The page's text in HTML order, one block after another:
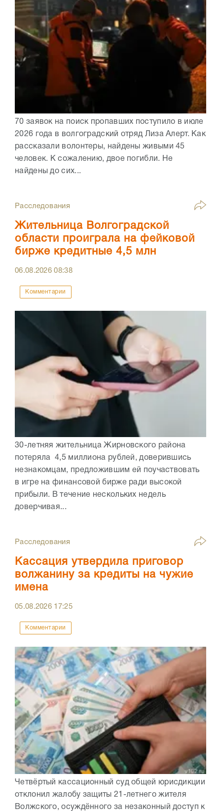
70 заявок на поиск пропавших поступило в июле
2026 года в волгоградский отряд Лиза Алерт. Как
рассказали волонтеры, найдены живыми 45
человек. К сожалению, двое погибли. Не
найдены до сих...
Расследования
Жительница Волгоградской
области проиграла на фейковой
бирже кредитные 4,5 млн
06.08.202608:38
Комментарии
30-летняя жительница Жирновского района
потеряла 4,5 миллиона рублей, доверившись
незнакомцам, предложившим ей поучаствовать
в игре на финансовой бирже ради высокой
прибыли. В течение нескольких недель
доверчивая...
Расследования
Кассация утвердила приговор
волжанину за кредиты на чужие
имена
05.08.2026 17:25
Комментарии
Четвёртый кассационный суд общей юрисдикции
отклонил жалобу защиты 21-летнего жителя
Волжского, осуждённого за незаконный доступ к